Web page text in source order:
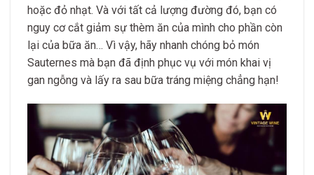
hoặc đỏ nhạt. Và với tất cả lượng đường đó, bạn có
nguy cơ cắt giảm sự thèm ăn của mình cho phần còn
lại của bữa ăn… Vì vậy, hãy nhanh chóng bỏ món
Sauternes mà bạn đã định phục vụ với món khai vị
gan ngỗng và lấy ra sau bữa tráng miệng chẳng hạn!